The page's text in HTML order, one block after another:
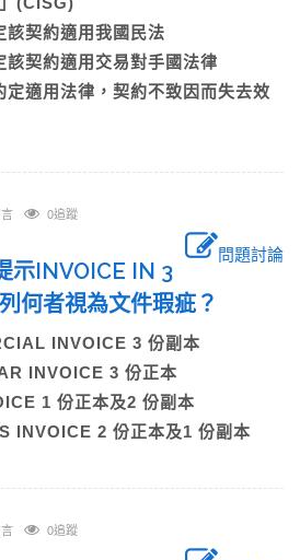
該契約適用我國民法
該契約適用交易對手國法律
適用法律，契約不致因而失去效
0追蹤
問題討論
示INVOICE IN 3
何者視為文件瑕疵？
INVOICE 3 份副本
INVOICE 3 份正本
1 份正本及2 份副本
INVOICE 2 份正本及1 份副本
0追蹤